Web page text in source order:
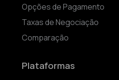
Opções de Pagamento
Taxas de Negociação
Comparação
Plataformas